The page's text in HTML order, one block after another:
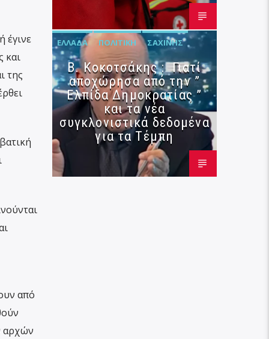
έγινε
και
της
από
αρχών
ΕΛΛΆΔΑ ΠΟΛΙΤΙΚΉ ΣΑΧΊΝΗΣ
Β. Κοκοτσάκης : Γιατί
αποχώρησα από την ”
Ελπίδα Δημοκρατίας ”
και τα νέα
συγκλονιστικά δεδομένα
για τα Τέμπη